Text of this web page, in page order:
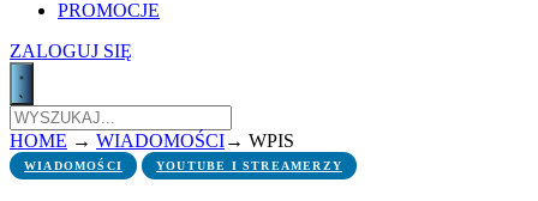
PROMOCJE
ZALOGUJ SIĘ
HOME → WIADOMOŚCI→ WPIS
WIADOMOŚCI YOUTUBE I STREAMERZY